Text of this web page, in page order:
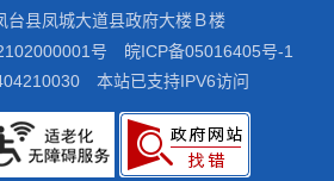
台县凤城大道县政府大楼Ｂ楼
号
皖ICP备05016405号-1
本站已支持IPV6访问